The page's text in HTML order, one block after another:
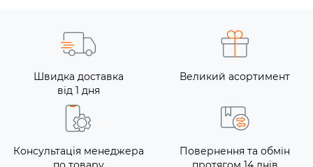
Швидка доставка
від 1 дня
Великий асортимент
Консультація менеджера
Повернення та обмін